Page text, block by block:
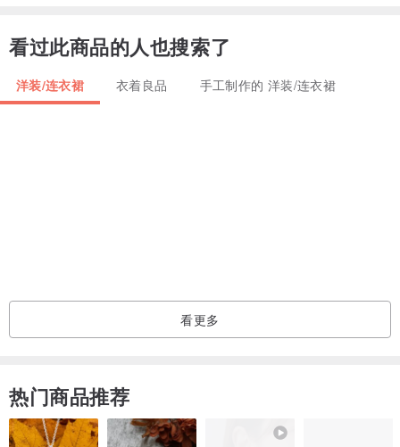
后背为隐形拉链
看过此商品的人也搜索了
洋装/连衣裙 衣着良品 手工制作的 洋装/连衣裙
看更多
热门商品推荐